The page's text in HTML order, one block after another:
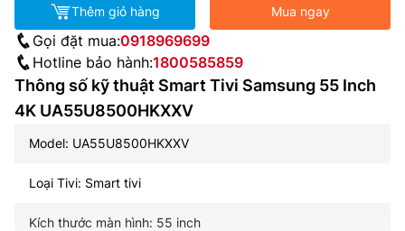
Thêm giỏ hàng Mua ngay
Gọi đặt mua:0918969699
Hotline bảo hành:1800585859
Thông số kỹ thuật Smart Tivi Samsung 55 Inch
4K UA55U8500HKXXV
Model: UA55U8500HKXXV
Loại Tivi: Smart tivi
Kích thước màn hình: 55 inch